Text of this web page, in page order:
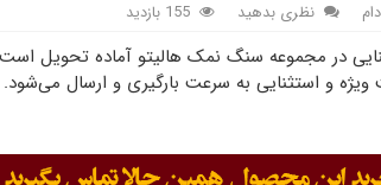
نظری بدهید 155 بازدید
در مجموعه سنگ نمک هالیتو آماده تحویل
و استثنایی به سرعت بارگیری و ارسال می‌شود.